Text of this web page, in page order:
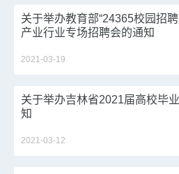
关于举办教育部“24365校园招
产业行业专场招聘会的通知
2021-03-19
关于举办吉林省2021届高校毕
知
2021-03-12